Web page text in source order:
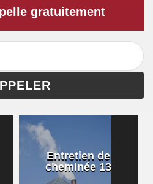
gratuitement
Entretien de
cheminée 13